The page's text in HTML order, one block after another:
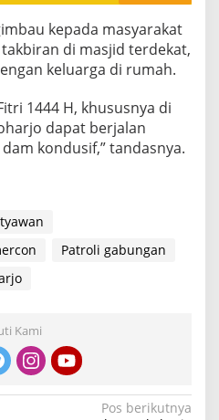
kepada masyarakat
di masjid terdekat,
keluarga di rumah.
1444 H, khususnya di
dapat berjalan
kondusif,” tandasnya.
Patroli gabungan
Kami
Pos berikutnya